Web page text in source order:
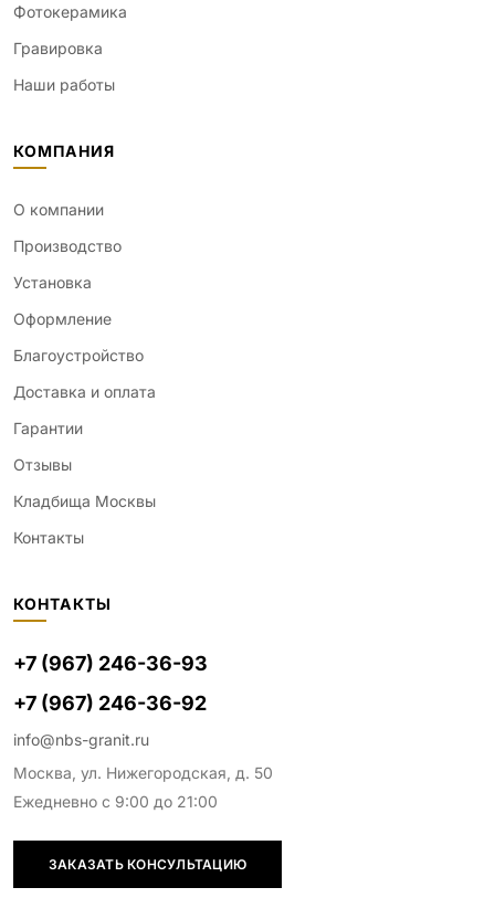
Фотокерамика
Гравировка
Наши работы
КОМПАНИЯ
О компании
Производство
Установка
Оформление
Благоустройство
Доставка и оплата
Гарантии
Отзывы
Кладбища Москвы
Контакты
КОНТАКТЫ
+7 (967) 246-36-93
+7 (967) 246-36-92
info@nbs-granit.ru
Москва, ул. Нижегородская, д. 50
Ежедневно с 9:00 до 21:00
ЗАКАЗАТЬ КОНСУЛЬТАЦИЮ